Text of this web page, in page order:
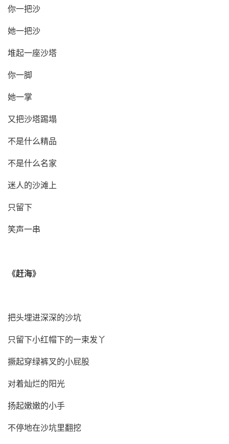
你一把沙
她一把沙
堆起一座沙塔
你一脚
她一掌
又把沙塔踢塌
不是什么精品
不是什么名家
迷人的沙滩上
只留下
笑声一串
《赶海》
把头埋进深深的沙坑
只留下小红帽下的一束发丫
撅起穿绿裤叉的小屁股
对着灿烂的阳光
扬起嫩嫩的小手
不停地在沙坑里翻挖